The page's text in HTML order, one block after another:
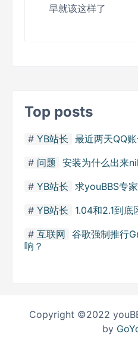
早就该这样了
Top posts
YB站长 最近两天QQ
问题 安装为什么出来nil
YB站长 求youBBS专
YB站长
1.04和2.1到底
互联网 谷歌强制推行
响？
Copyright ©2022
by